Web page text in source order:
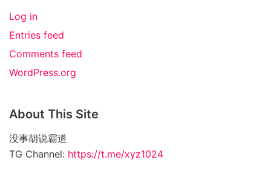
Log in
Entries feed
Comments feed
WordPress.org
About This Site
没事胡说霸道
TG Channel: https://t.me/xyz1024